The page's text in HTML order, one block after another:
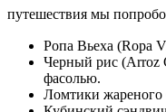
путешествия мы
Ропа Вьеха (Ropa
Черный рис (Arroz
фасолью.
Ломтики жареного